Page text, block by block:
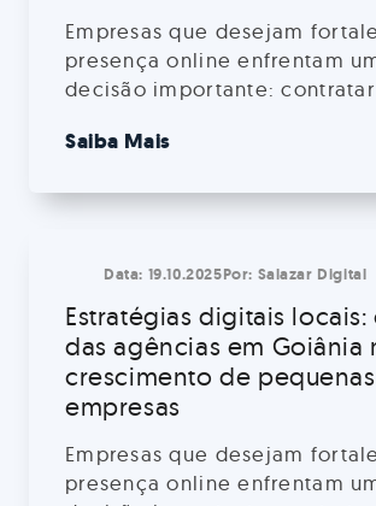
Empresas que desejam
presença online enfrentam
decisão importante: contratar
Goiânia ou optar por
diretamente resultados,
compreender as diferenças
opções é fundamental para
decisão mais adequada ao
Saiba Mais
Data: 19.10.2025Por: Salazar Digital
Estratégias digitais
das agências em Goiânia
crescimento de pequenas
empresas
Empresas que desejam
presença online enfrentam